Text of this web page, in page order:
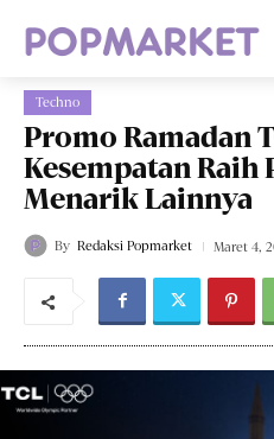
Techno
Promo Ramadan
Kesempatan Raih
Menarik Lainnya
By Redaksi Popmarket Maret 4,